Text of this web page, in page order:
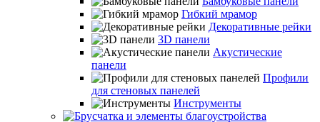
Гибкий мрамор
Декоративные рейки
3D панели
Акустические
панели
Профили
для стеновых панелей
Инструменты